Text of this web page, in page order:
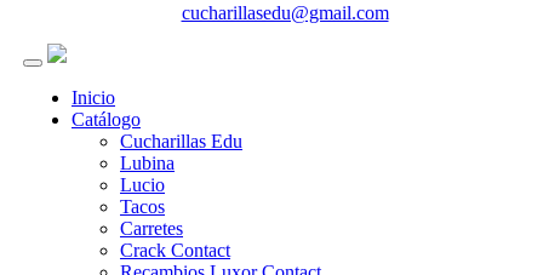
cucharillasedu@gmail.com
Inicio
Catálogo
Cucharillas Edu
Lubina
Lucio
Tacos
Carretes
Crack Contact